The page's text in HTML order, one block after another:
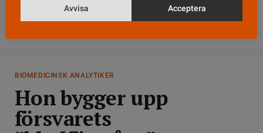
BIOMEDICINSK ANALYTIKER
Hon bygger upp
försvarets
Avvisa Acceptera